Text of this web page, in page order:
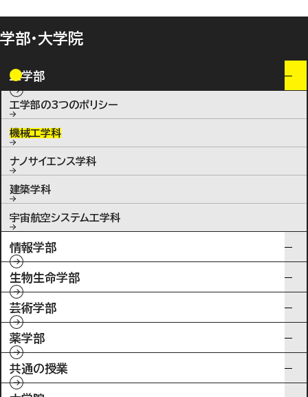
学部・大学院
工学部
工学部の3つのポリシー
機械工学科
ナノサイエンス学科
建築学科
宇宙航空システム工学科
情報学部
生物生命学部
芸術学部
薬学部
共通の授業